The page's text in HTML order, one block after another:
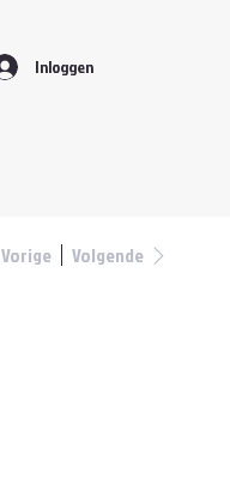
Inloggen
Vorige Volgende